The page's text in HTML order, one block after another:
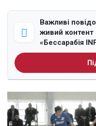
Важливі
живий контент
«Бессарабія